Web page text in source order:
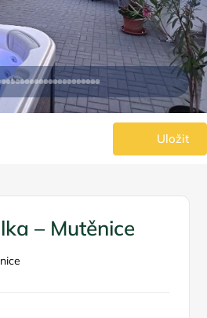
Uložit
– Mutěnice